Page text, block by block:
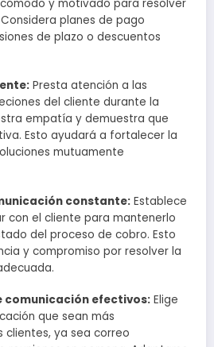
y motivado para resolver
planes de pago
de plazo o descuentos
Presta atención a las
del cliente durante la
empatía y demuestra que
Esto ayudará a fortalecer la
mutuamente
constante: Establece
con el cliente para mantenerlo
del proceso de cobro. Esto
y compromiso por resolver la
comunicación efectivos: Elige
que sean más
clientes, ya sea correo